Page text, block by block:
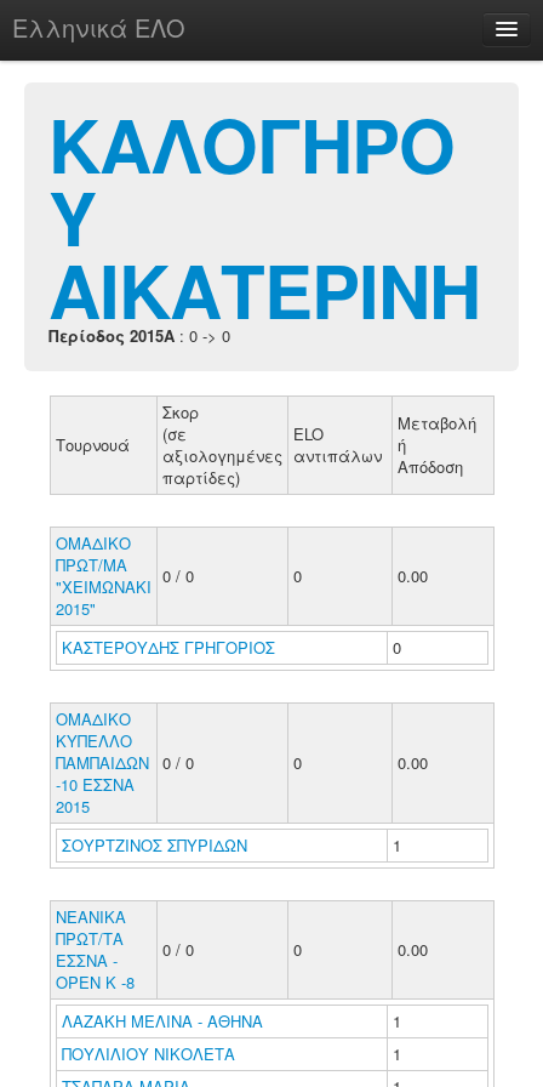
Ελληνικά ΕΛΟ
chesstu.be @ discord
ΚΑΛΟΓΗΡΟ
Υ
ΑΙΚΑΤΕΡΙΝΗ
Περίοδος 2015A : 0 -> 0
Τουρνουά
Σκορ
(σε
αξιολογημένες
παρτίδες)
ELO
αντιπάλων
Μεταβολή
ή
Απόδοση
ΟΜΑΔΙΚΟ
ΠΡΩΤ/ΜΑ
"ΧΕΙΜΩΝΑΚΙ
2015"
0 / 0 0 0.00
ΚΑΣΤΕΡΟΥΔΗΣ ΓΡΗΓΟΡΙΟΣ 0
ΟΜΑΔΙΚΟ
ΚΥΠΕΛΛΟ
ΠΑΜΠΑΙΔΩΝ
-10 ΕΣΣΝΑ
2015
0 / 0 0 0.00
ΣΟΥΡΤΖΙΝΟΣ ΣΠΥΡΙΔΩΝ 1
ΝΕΑΝΙΚΑ
ΠΡΩΤ/ΤΑ
ΕΣΣΝΑ -
ΟΡΕΝ Κ -8
0 / 0 0 0.00
ΛΑΖΑΚΗ ΜΕΛΙΝΑ - ΑΘΗΝΑ
1
ΠΟΥΛΙΛΙΟΥ ΝΙΚΟΛΕΤΑ
1